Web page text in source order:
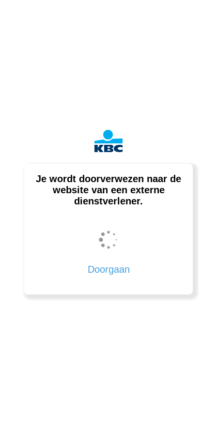
Je wordt doorverwezen naar de
website van een externe
dienstverlener.
Doorgaan